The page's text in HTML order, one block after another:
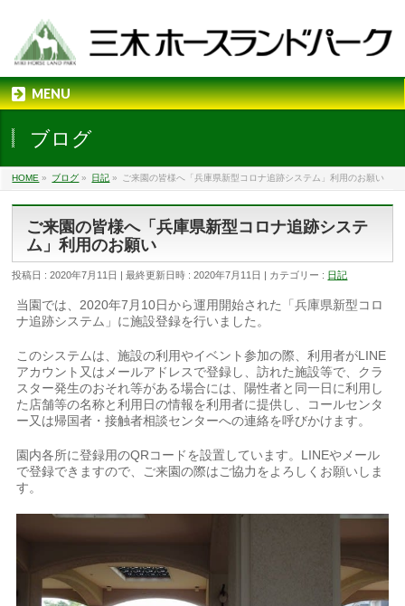
MENU
ブログ
HOME » ブログ » 日記 » ご来園の皆様へ「兵庫県新型コロナ追跡システム」利用のお願い
ご来園の皆様へ「兵庫県新型コロナ追跡システ
ム」利用のお願い
投稿日 : 2020年7月11日 最終更新日時 : 2020年7月11日 カテゴリー : 日記
当園では、2020年7月10日から運用開始された「兵庫県新型コロ
ナ追跡システム」に施設登録を行いました。
このシステムは、施設の利用やイベント参加の際、利用者がLINE
アカウント又はメールアドレスで登録し、訪れた施設等で、クラ
スター発生のおそれ等がある場合には、陽性者と同一日に利用し
た店舗等の名称と利用日の情報を利用者に提供し、コールセンタ
ー又は帰国者・接触者相談センターへの連絡を呼びかけます。
園内各所に登録用のQRコードを設置しています。LINEやメール
で登録できますので、ご来園の際はご協力をよろしくお願いしま
す。